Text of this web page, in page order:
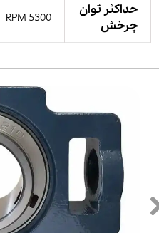
حداکثر توان
چرخش
5300 RPM